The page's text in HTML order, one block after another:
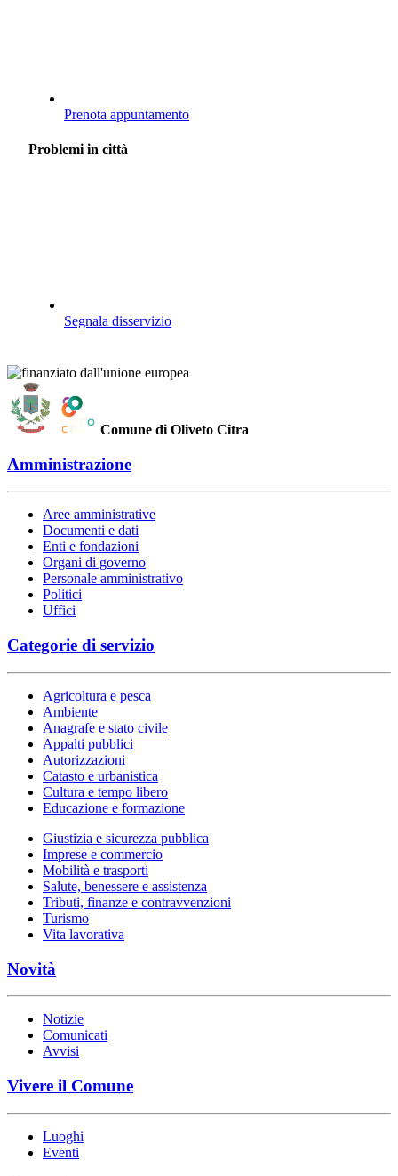
Prenota appuntamento
Problemi in città
Segnala disservizio
Comune di Oliveto Citra
Amministrazione
Aree amministrative
Documenti e dati
Enti e fondazioni
Organi di governo
Personale amministrativo
Politici
Uffici
Categorie di servizio
Agricoltura e pesca
Ambiente
Anagrafe e stato civile
Appalti pubblici
Autorizzazioni
Catasto e urbanistica
Cultura e tempo libero
Educazione e formazione
Giustizia e sicurezza pubblica
Imprese e commercio
Mobilità e trasporti
Salute, benessere e assistenza
Tributi, finanze e contravvenzioni
Turismo
Vita lavorativa
Novità
Notizie
Comunicati
Avvisi
Vivere il Comune
Luoghi
Eventi